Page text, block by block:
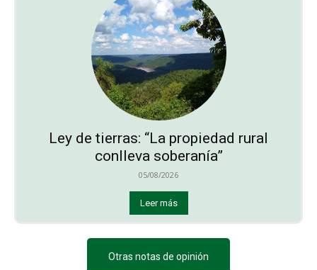
Ley de tierras: “La propiedad rural
conlleva soberanía”
05/08/2026
Leer más
Otras notas de opinión